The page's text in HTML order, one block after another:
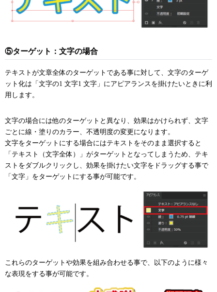
⑤ターゲット：文字の場合
テキストが文章全体のターゲットである事に対して、文字のターゲ
ット化は「文字の1 文字1 文字」にアピアランスを掛けたいときに利
用します。
文字の場合には他のターゲットと異なり、効果はかけられず、文字
ごとに線・塗りのカラー、不透明度の変更になります。
文字をターゲットにする場合にはテキストをそのまま選択すると
「テキスト（文字全体）」がターゲットとなってしまうため、テキ
ストをダブルクリックし、効果を掛けたい文字をドラッグする事で
「文字」をターゲットにする事が可能です。
これらのターゲットや効果を組み合わせる事で、以下のように様々
な表現をする事が可能です。